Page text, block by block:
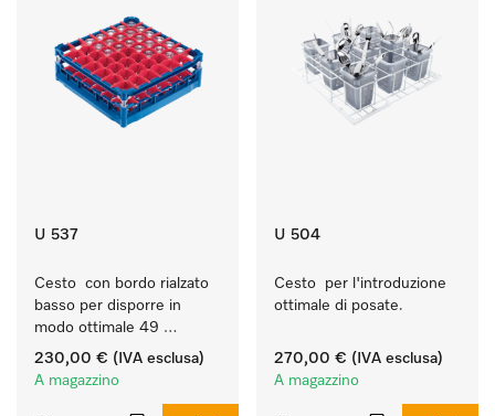
U 537
Cesto  con bordo rialzato
basso per disporre in
modo ottimale 49
bicchieri fino a 20 cm.
230,00 € (IVA esclusa)
A magazzino
U 504
Cesto  per l'introduzione
ottimale di posate.
270,00 € (IVA esclusa)
A magazzino